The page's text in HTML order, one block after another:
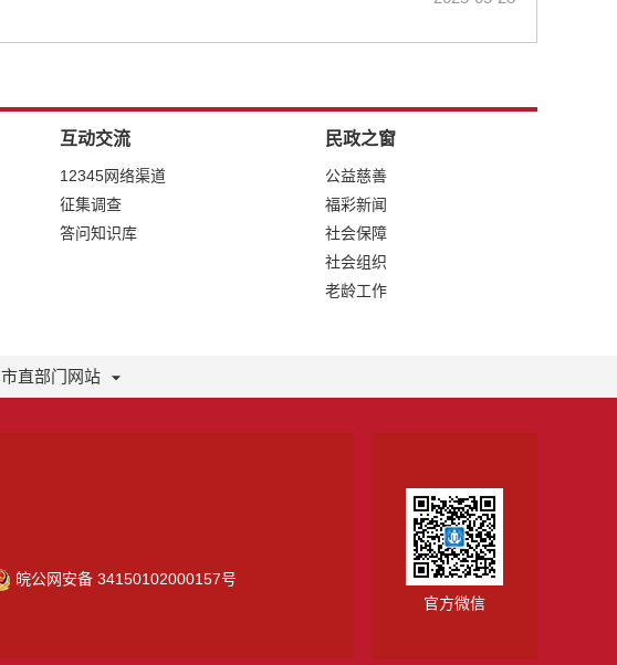
互动交流
12345网络渠道
征集调查
答问知识库
民政之窗
公益慈善
福彩新闻
社会保障
社会组织
老龄工作
市直部门网站
皖公网安备 34150102000157号
官方微信